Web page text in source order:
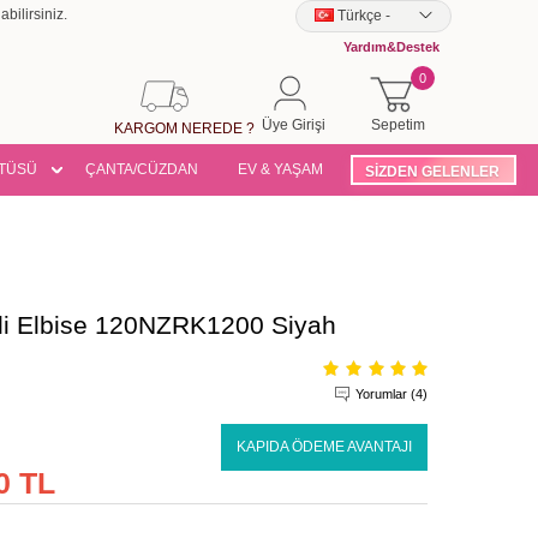
Türkçe -
Yardım&Destek
Sepetim
0
Üye Girişi
KARGOM NEREDE ?
ÇANTA/CÜZDAN EV & YAŞAM SİZDEN GELENLER
Elbise 120NZRK1200 Siyah
Yorumlar (4)
KAPIDA ÖDEME AVANTAJI
TL